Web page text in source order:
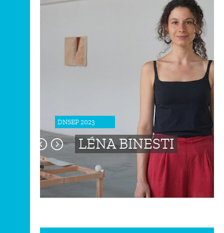
Co-Diplôme Nantes
Université
Recherche
DNA Art mention
Territoires, Paysages,
Espaces Publics
INTERNATIONAL
COURS PUBLICS
OPEN SCHOOL
CONTACTS
DNSEP 2023
LÉNA BINESTI